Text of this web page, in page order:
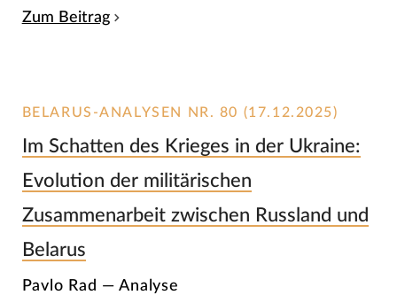
Zum Beitrag
BELARUS-ANALYSEN NR. 80 (17.12.2025)
Im Schatten des Krieges in der Ukraine:
Evolution der militärischen
Zusammenarbeit zwischen Russland und
Belarus
Pavlo Rad — Analyse